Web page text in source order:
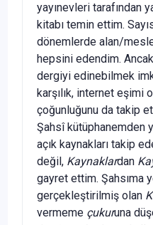
yayınevleri tarafından
kitabı temin ettim.
dönemlerde alan/
hepsini edendim.
dergiyi edinebilmek
karşılık, internet eşimi
çoğunluğunu da takip
Şahsî kütüphanemden
açık kaynakları takip
değil, Kaynaklardan
gayret ettim. Şahsıma
gerçekleştirilmiş olan
vermeme çukuruna